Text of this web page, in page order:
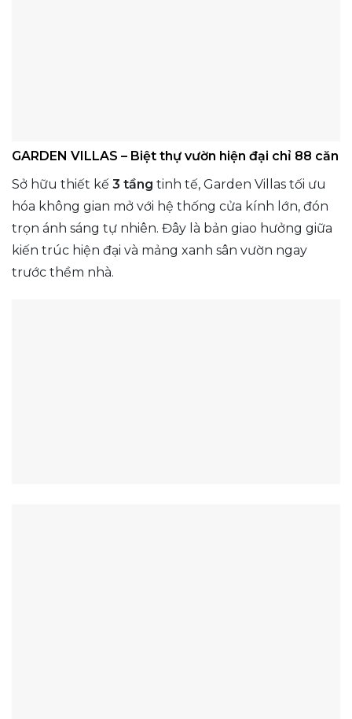
GARDEN VILLAS – Biệt thự vườn hiện đại chỉ 88 căn
Sở hữu thiết kế 3 tầng tinh tế, Garden Villas tối ưu
hóa không gian mở với hệ thống cửa kính lớn, đón
trọn ánh sáng tự nhiên. Đây là bản giao hưởng giữa
kiến trúc hiện đại và mảng xanh sân vườn ngay
trước thềm nhà.